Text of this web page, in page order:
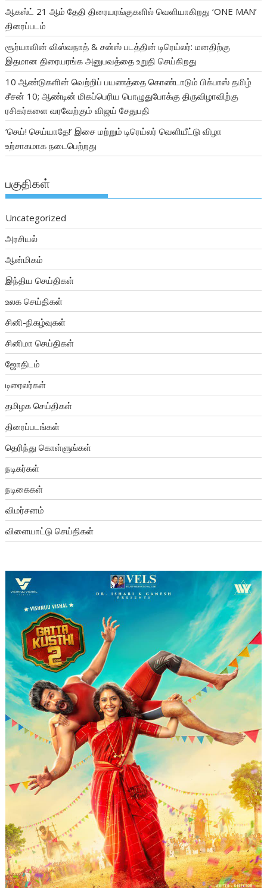
ஆகஸ்ட் 21 ஆம் தேதி திரையரங்குகளில் வெளியாகிறது ‘ONE MAN’
திரைப்படம்
சூர்யாவின் விஸ்வநாத் & சன்ஸ் படத்தின் டிரெய்லர்: மனதிற்கு
இதமான திரையரங்க அனுபவத்தை உறுதி செய்கிறது
10 ஆண்டுகளின் வெற்றிப் பயணத்தை கொண்டாடும் பிக்பாஸ் தமிழ்
சீசன் 10; ஆண்டின் மிகப்பெரிய பொழுதுபோக்கு திருவிழாவிற்கு
ரசிகர்களை வரவேற்கும் விஜய் சேதுபதி
‘செய்! செய்யாதே!’ இசை மற்றும் டிரெய்லர் வெளியீட்டு விழா
உற்சாகமாக நடைபெற்றது
பகுதிகள்
Uncategorized
அரசியல்
ஆன்மிகம்
இந்திய செய்திகள்
உலக செய்திகள்
சினி-நிகழ்வுகள்
சினிமா செய்திகள்
ஜோதிடம்
டிரைலர்கள்
தமிழக செய்திகள்
திரைப்படங்கள்
தெரிந்து கொள்ளுங்கள்
நடிகர்கள்
நடிகைகள்
விமர்சனம்
விளையாட்டு செய்திகள்